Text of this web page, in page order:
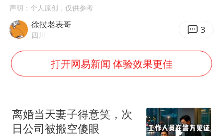
香港刷新1884年以来最高气温纪录
新疆一婚礼线上邀请引热议
《龙餐馆》 冲奖
BLG经理辟谣Bin离队
云南一男子胃中取出180颗铁钉
声明：个人原创，仅供参考
徐扙老表哥
四川 3
打开网易新闻 体验效果更佳
离婚当天妻子得意笑，次
日公司被搬空傻眼